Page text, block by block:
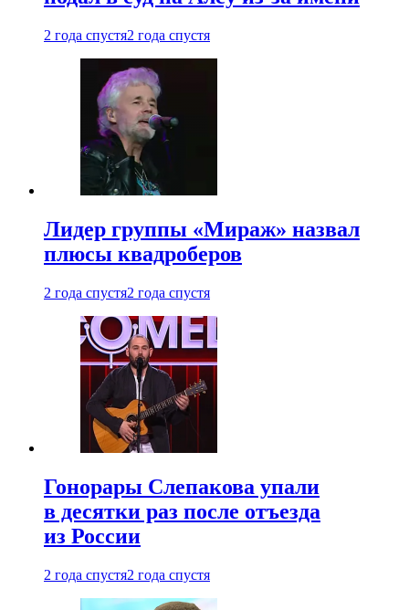
2 года спустя2 года спустя
Лидер группы «Мираж» назвал
плюсы квадроберов
2 года спустя2 года спустя
Гонорары Слепакова упали
в десятки раз после отъезда
из России
2 года спустя2 года спустя